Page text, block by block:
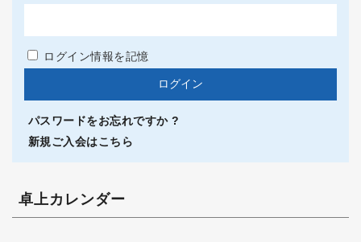
ログイン情報を記憶
パスワードをお忘れですか ?
新規ご入会はこちら
卓上カレンダー